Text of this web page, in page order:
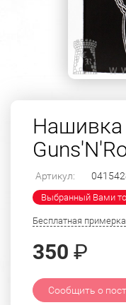
Нашивка
Артикул:
Выбранный Вами
Бесплатная примерка
350 ₽
Сообщить о